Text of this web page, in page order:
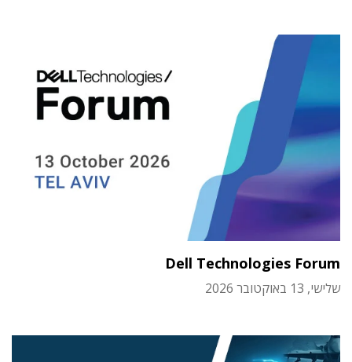
Dell Technologies Forum
שלישי, 13 באוקטובר 2026